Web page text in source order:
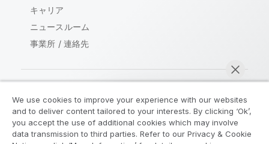
キャリア
ニュースルーム
事業所 / 連絡先
Qlik コミュニティ
法的契約 製品規約 Legal Policies
We use cookies to improve your experience with our websites
and to deliver content tailored to your interests. By clicking ‘Ok’,
you accept the use of additional cookies which may involve
data transmission to third parties. Refer to our Privacy & Cookie